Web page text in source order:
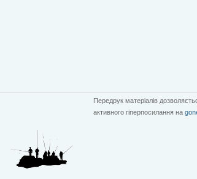
Передрук матеріалів
активного гіперпосилання на